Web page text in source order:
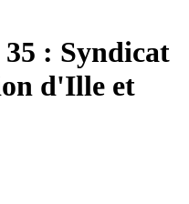
35 : Syndicat
d'Ille et